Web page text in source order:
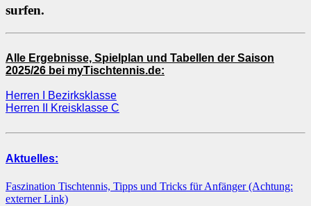
surfen.
Alle Ergebnisse, Spielplan und Tabellen der Saison
2025/26 bei myTischtennis.de:
Herren I Bezirksklasse
Herren II Kreisklasse C
Aktuelles:
Faszination Tischtennis, Tipps und Tricks für Anfänger (Achtung:
externer Link)